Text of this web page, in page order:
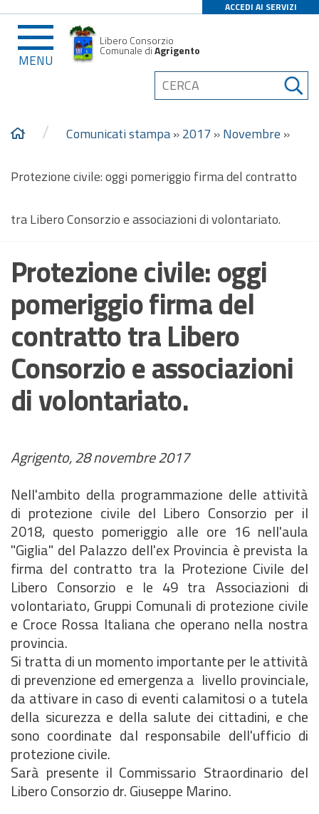
ACCEDI AI SERVIZI
MENU
Libero Consorzio
Comunale diAgrigento
/ Comunicati stampa»2017»Novembre »
Protezione civile: oggi pomeriggio firma del contratto
tra Libero Consorzio e associazioni di volontariato.
Protezione civile: oggi
pomeriggio firma del
contratto tra Libero
Consorzio e associazioni
di volontariato.
Agrigento, 28 novembre 2017
Nell'ambito della programmazione delle attività
di protezione civile del Libero Consorzio per il
2018, questo pomeriggio alle ore 16 nell'aula
"Giglia" del Palazzo dell'ex Provincia è prevista la
firma del contratto tra la Protezione Civile del
Libero Consorzio e le 49 tra Associazioni di
volontariato, Gruppi Comunali di protezione civile
e Croce Rossa Italiana che operano nella nostra
provincia.
Si tratta di un momento importante per le attività
di prevenzione ed emergenza a livello provinciale,
da attivare in caso di eventi calamitosi o a tutela
della sicurezza e della salute dei cittadini, e che
sono coordinate dal responsabile dell'ufficio di
protezione civile.
Sarà presente il Commissario Straordinario del
Libero Consorzio dr. Giuseppe Marino.